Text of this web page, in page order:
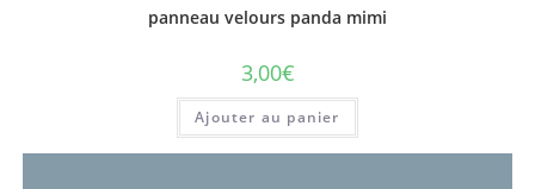
panneau velours panda mimi
3,00€
Ajouter au panier